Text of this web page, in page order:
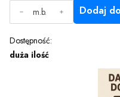
m.b.
Dodaj
Dostępność:
duża ilość